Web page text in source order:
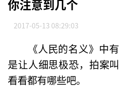
你注意到几个
2017-05-13 08:29:03
《人民的名义》中
是让人细思极恐，拍案
看看都有哪些吧。